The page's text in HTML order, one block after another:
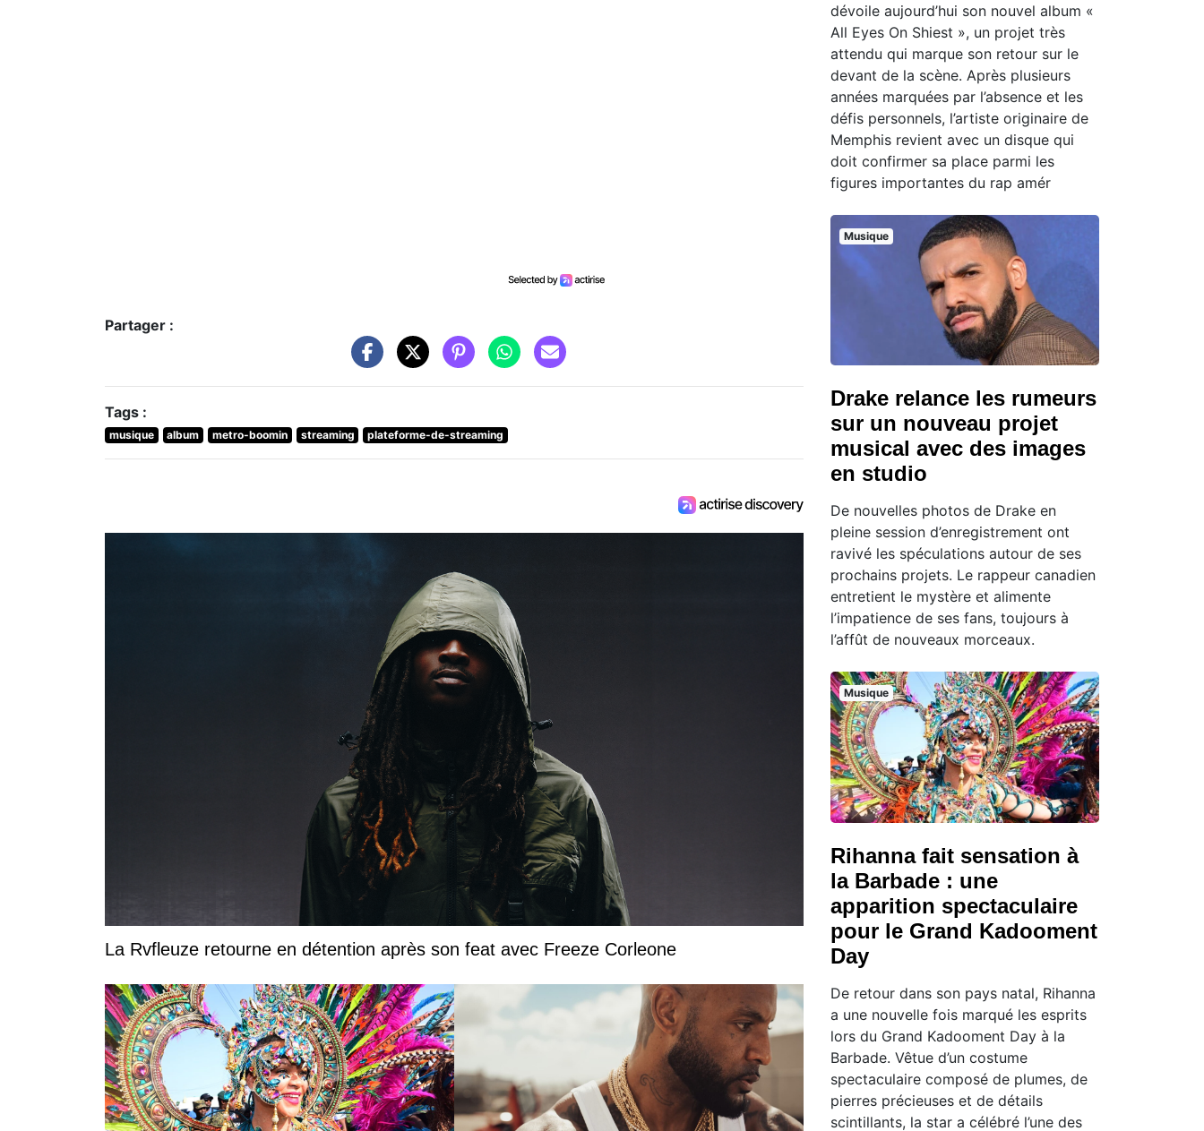
Partager :
Tags :
musique album metro-boomin streaming plateforme-de-streaming
La Rvfleuze retourne en détention après son feat avec Freeze Corleone
dévoile aujourd’hui son nouvel album «
All Eyes On Shiest », un projet très
attendu qui marque son retour sur le
devant de la scène. Après plusieurs
années marquées par l’absence et les
défis personnels, l’artiste originaire de
Memphis revient avec un disque qui
doit confirmer sa place parmi les
figures importantes du rap amér
Musique
Drake relance les rumeurs
sur un nouveau projet
musical avec des images
en studio
De nouvelles photos de Drake en
pleine session d’enregistrement ont
ravivé les spéculations autour de ses
prochains projets. Le rappeur canadien
entretient le mystère et alimente
l’impatience de ses fans, toujours à
l’affût de nouveaux morceaux.
Musique
Rihanna fait sensation à
la Barbade : une
apparition spectaculaire
pour le Grand Kadooment
Day
De retour dans son pays natal, Rihanna
a une nouvelle fois marqué les esprits
lors du Grand Kadooment Day à la
Barbade. Vêtue d’un costume
spectaculaire composé de plumes, de
pierres précieuses et de détails
scintillants, la star a célébré l’une des